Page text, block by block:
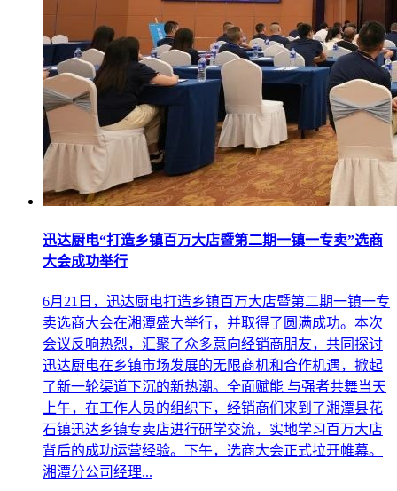
迅达厨电“打造乡镇百万大店暨第二期一镇一专卖”选商
大会成功举行
6月21日，迅达厨电打造乡镇百万大店暨第二期一镇一专
卖选商大会在湘潭盛大举行，并取得了圆满成功。本次
会议反响热烈，汇聚了众多意向经销商朋友，共同探讨
迅达厨电在乡镇市场发展的无限商机和合作机遇，掀起
了新一轮渠道下沉的新热潮。全面赋能 与强者共舞当天
上午，在工作人员的组织下，经销商们来到了湘潭县花
石镇迅达乡镇专卖店进行研学交流，实地学习百万大店
背后的成功运营经验。下午，选商大会正式拉开帷幕。
湘潭分公司经理...